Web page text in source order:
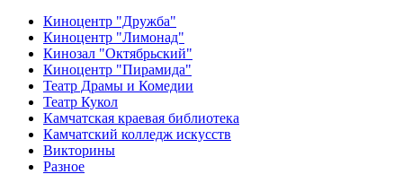
Киноцентр "Дружба"
Киноцентр "Лимонад"
Кинозал "Октябрьский"
Киноцентр "Пирамида"
Театр Драмы и Комедии
Театр Кукол
Камчатская краевая библиотека
Камчатский колледж искусств
Викторины
Разное